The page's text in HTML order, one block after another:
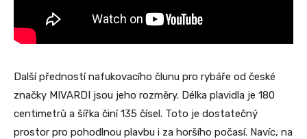
Další předností nafukovacího člunu pro rybáře od české
značky MIVARDI jsou jeho rozměry. Délka plavidla je 180
centimetrů a šířka činí 135 čísel. Toto je dostatečný
prostor pro pohodlnou plavbu i za horšího počasí. Navíc, na